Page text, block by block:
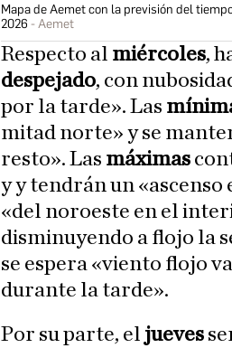
Mapa de Aemet con la previsión del
2026
Aemet
Respecto al miércoles,
despejado, con
por la tarde». Las
mitad norte» y se
resto». Las máximas
y y tendrán un
«del noroeste en el
disminuyendo a flojo la
se espera «viento flojo
durante la tarde».
Por su parte, el jueves